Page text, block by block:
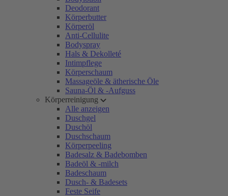
Deodorant
Körperbutter
Körperöl
Anti-Cellulite
Bodyspray
Hals & Dekolleté
Intimpflege
Körperschaum
Massageöle & ätherische Öle
Sauna-Öl & -Aufguss
Körperreinigung
Alle anzeigen
Duschgel
Duschöl
Duschschaum
Körperpeeling
Badesalz & Badebomben
Badeöl & -milch
Badeschaum
Dusch- & Badesets
Feste Seife